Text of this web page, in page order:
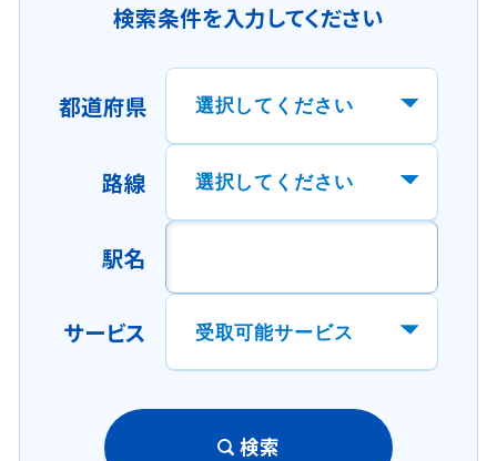
検索条件を入力してください
都道府県
路線
駅名
サービス
検索